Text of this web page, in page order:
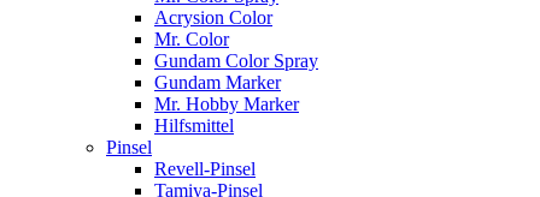
Acrysion Color
Mr. Color
Gundam Color Spray
Gundam Marker
Mr. Hobby Marker
Hilfsmittel
Pinsel
Revell-Pinsel
Tamiya-Pinsel